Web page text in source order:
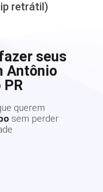
retrátil)
seus
Antônio
querem
sem perder